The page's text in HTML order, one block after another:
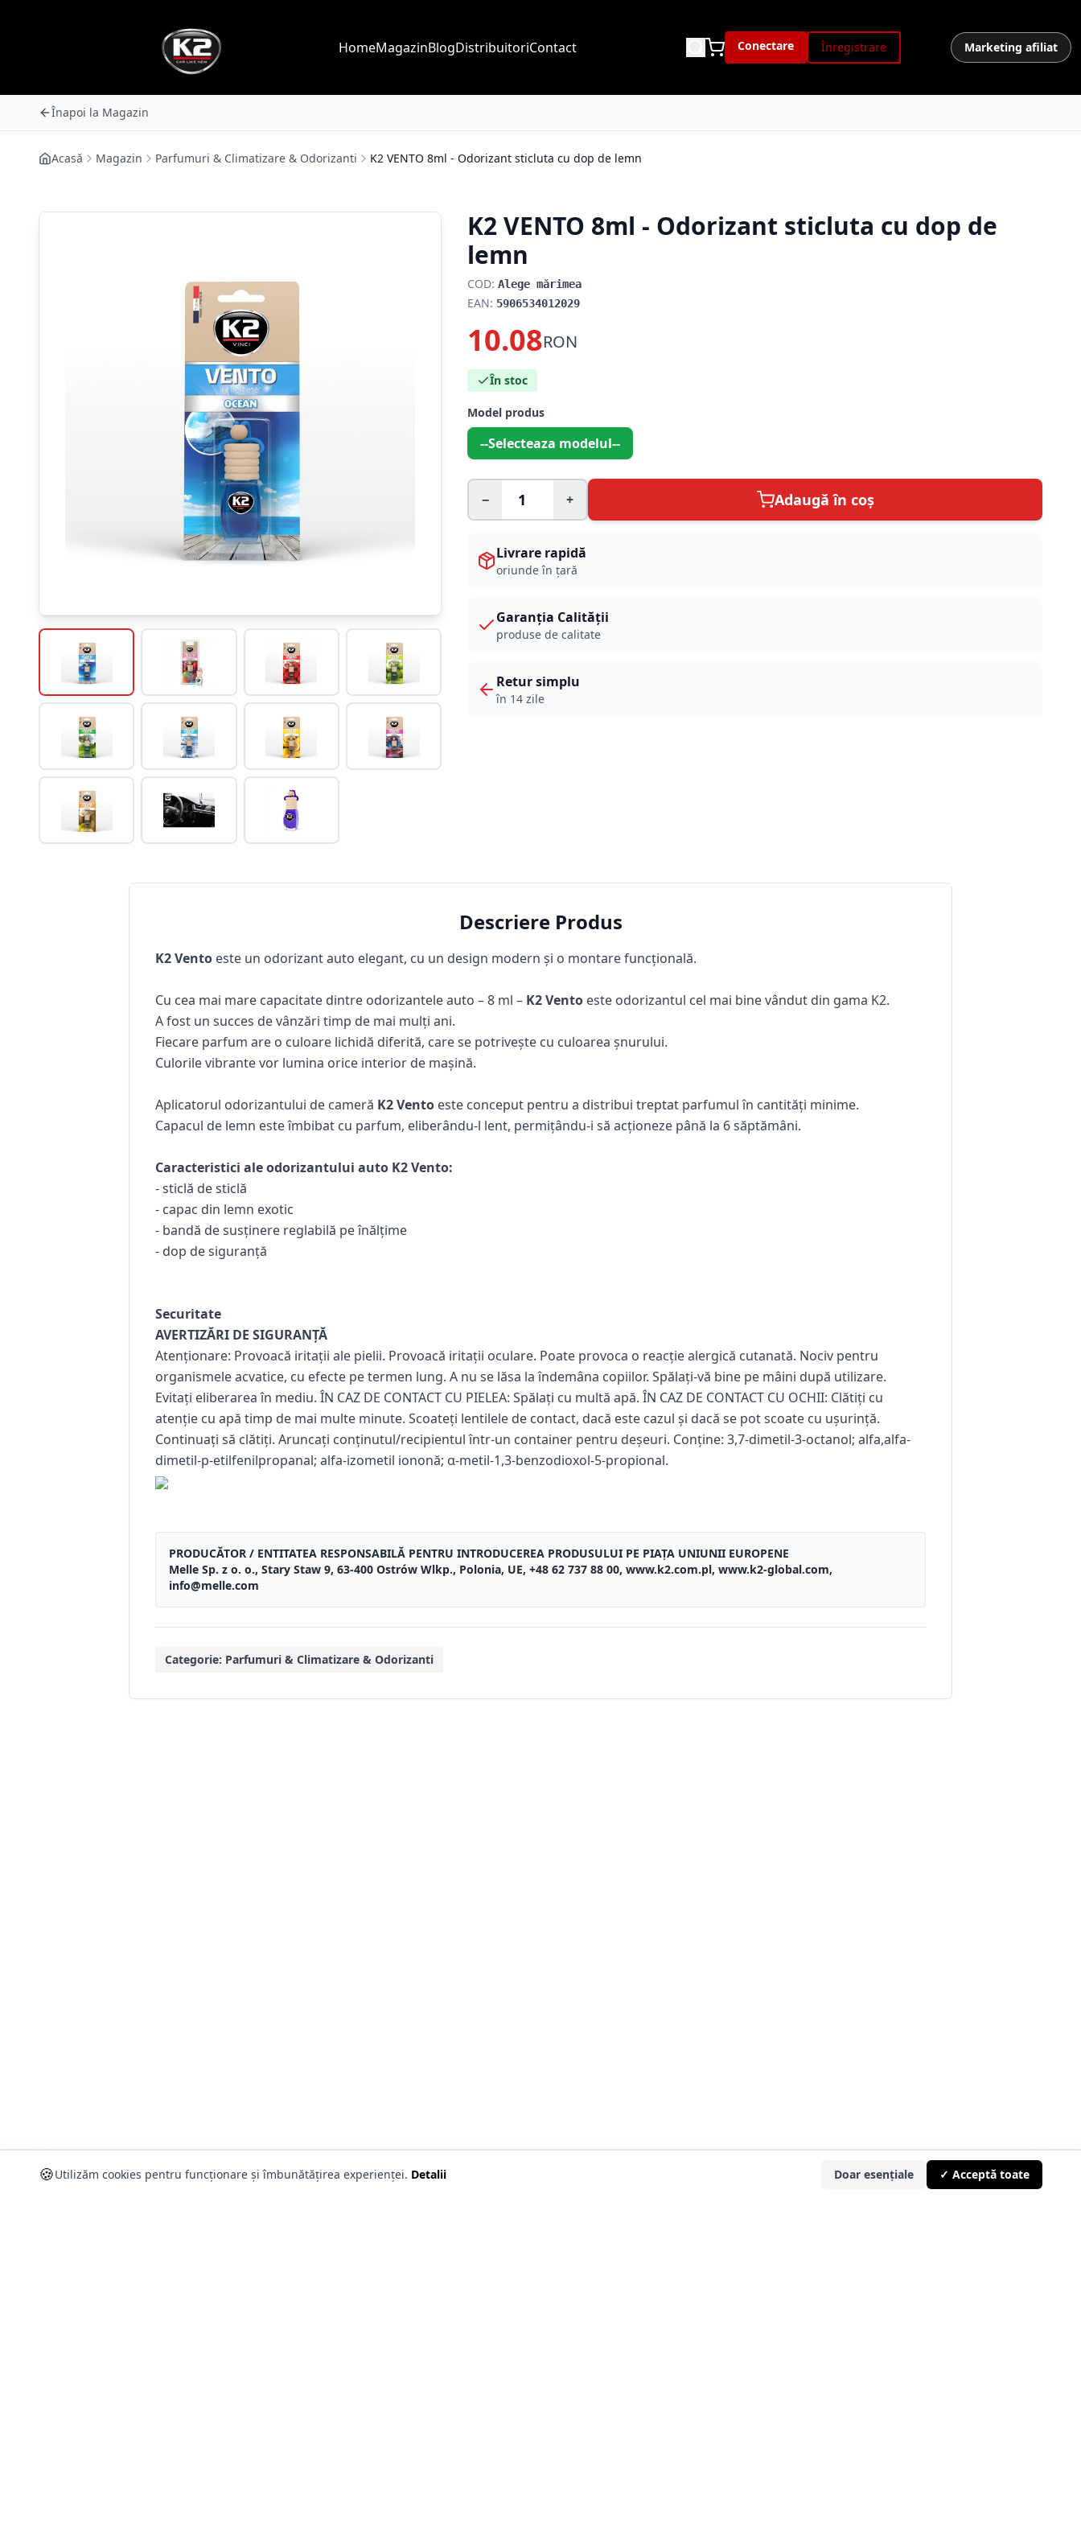
HomeMagazinBlogDistribuitoriContact Conectare Înregistrare Marketing afiliat
Înapoi la Magazin
Acasă Magazin Parfumuri & Climatizare & Odorizanti K2 VENTO 8ml - Odorizant sticluta cu dop de lemn
K2 VENTO 8ml - Odorizant sticluta cu dop de
lemn
COD:Alege mărimea
EAN: 5906534012029
10.08RON
În stoc
Model produs
--Selecteaza modelul--
− + Adaugă în coș
Livrare rapidă
oriunde în țară
Garanția Calității
produse de calitate
Retur simplu
în 14 zile
Descriere Produs
K2 Vento este un odorizant auto elegant, cu un design modern și o montare funcțională.
Cu cea mai mare capacitate dintre odorizantele auto – 8 ml – K2 Vento este odorizantul cel mai bine vândut din gama K2.
A fost un succes de vânzări timp de mai mulți ani.
Fiecare parfum are o culoare lichidă diferită, care se potrivește cu culoarea șnurului.
Culorile vibrante vor lumina orice interior de mașină.
Aplicatorul odorizantului de cameră K2 Vento este conceput pentru a distribui treptat parfumul în cantități minime.
Capacul de lemn este îmbibat cu parfum, eliberându-l lent, permițându-i să acționeze până la 6 săptămâni.
Caracteristici ale odorizantului auto K2 Vento:
- sticlă de sticlă
- capac din lemn exotic
- bandă de susținere reglabilă pe înălțime
- dop de siguranță
Securitate
AVERTIZĂRI DE SIGURANȚĂ
Atenționare: Provoacă iritații ale pielii. Provoacă iritații oculare. Poate provoca o reacție alergică cutanată. Nociv pentru
organismele acvatice, cu efecte pe termen lung. A nu se lăsa la îndemâna copiilor. Spălați-vă bine pe mâini după utilizare.
Evitați eliberarea în mediu. ÎN CAZ DE CONTACT CU PIELEA: Spălați cu multă apă. ÎN CAZ DE CONTACT CU OCHII: Clătiți cu
atenție cu apă timp de mai multe minute. Scoateți lentilele de contact, dacă este cazul și dacă se pot scoate cu ușurință.
Continuați să clătiți. Aruncați conținutul/recipientul într-un container pentru deșeuri. Conține: 3,7-dimetil-3-octanol; alfa,alfa-
dimetil-p-etilfenilpropanal; alfa-izometil iononă; α-metil-1,3-benzodioxol-5-propional.
PRODUCĂTOR / ENTITATEA RESPONSABILĂ PENTRU INTRODUCEREA PRODUSULUI PE PIAȚA UNIUNII EUROPENE
Melle Sp. z o. o., Stary Staw 9, 63-400 Ostrów Wlkp., Polonia, UE, +48 62 737 88 00, www.k2.com.pl, www.k2-global.com,
info@melle.com
Categorie: Parfumuri & Climatizare & Odorizanti
🍪Utilizăm cookies pentru funcționare și îmbunătățirea experienței. Detalii Doar esențiale ✓ Acceptă toate